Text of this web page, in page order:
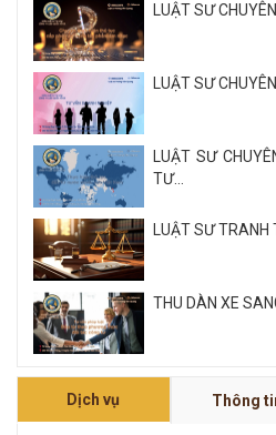
LUẬT SƯ
LUẬT SƯ
LUẬT SƯ
TƯ...
LUẬT SƯ TRANH
THU DÀN XE
NỘI QUY VÀ
Dịch vụ Thông